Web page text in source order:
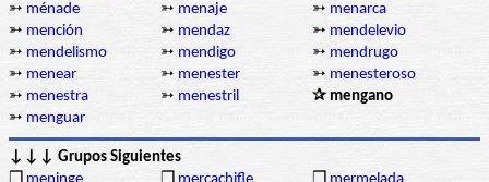
➳ ménade ➳ menaje ➳ menarca
➳ mención ➳ mendaz ➳ mendelevio
➳ mendelismo ➳ mendigo ➳ mendrugo
➳ menear ➳ menester ➳ menesteroso
➳ menestra ➳ menestril
✰ mengano
➳ menguar
↓↓↓ Grupos Siguientes